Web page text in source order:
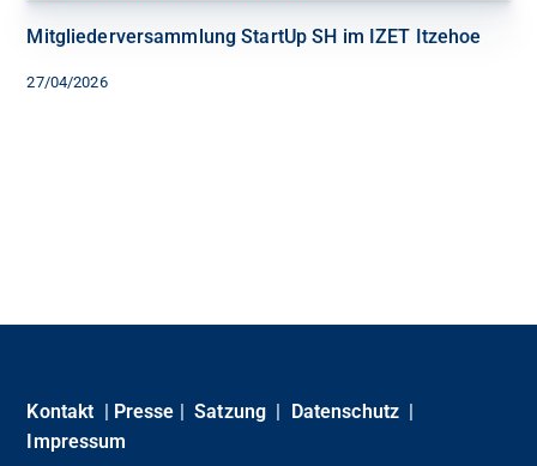
27/04/2026
Mitgliederversammlung StartUp SH im IZET Itzehoe
Kontakt | Presse |Satzung | Datenschutz |
Impressum